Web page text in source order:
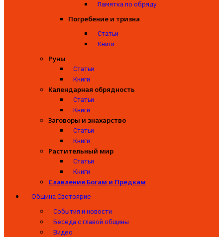
Памятка по обряду
Погребение и тризна
Статьи
Книги
Руны
Статьи
Книги
Календарная обрядность
Статьи
Книги
Заговоры и знахарство
Статьи
Книги
Растительный мир
Статьи
Книги
Славления Богам и Предкам
Община Светоярие
События и новости
Беседа с главой общины
Видео